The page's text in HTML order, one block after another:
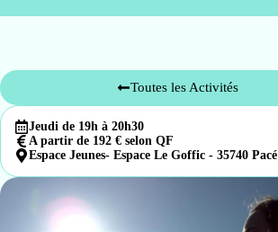
Toutes les Activités
Jeudi de 19h à 20h30
A partir de 192 € selon QF
Espace Jeunes- Espace Le Goffic - 35740 Pacé